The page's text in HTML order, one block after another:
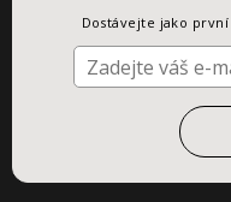
Dostávejte jako